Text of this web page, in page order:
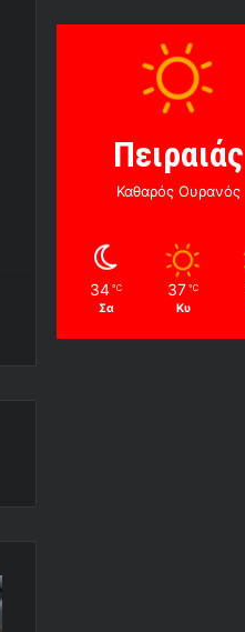
Πειραιάς
Καθαρός Ουρανός
34 ℃
Σα
37 ℃
Κυ